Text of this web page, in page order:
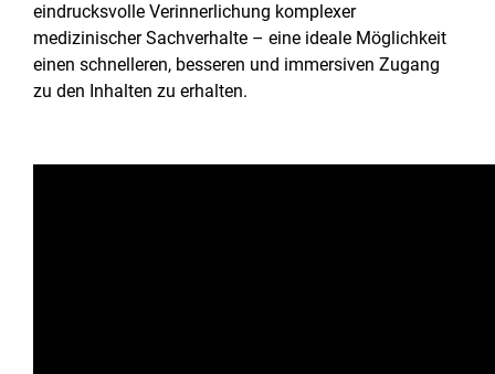
eindrucksvolle Verinnerlichung komplexer
medizinischer Sachverhalte – eine ideale Möglichkeit
einen schnelleren, besseren und immersiven Zugang
zu den Inhalten zu erhalten.